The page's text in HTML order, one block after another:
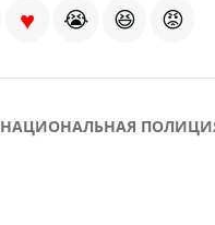
♥ 😭 😆 😡
НАЦИОНАЛЬНАЯ